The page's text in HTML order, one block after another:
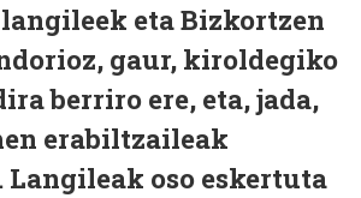
eta Bizkortzen
gaur, kiroldegiko
berriro ere, eta, jada,
erabiltzaileak
oso eskertuta